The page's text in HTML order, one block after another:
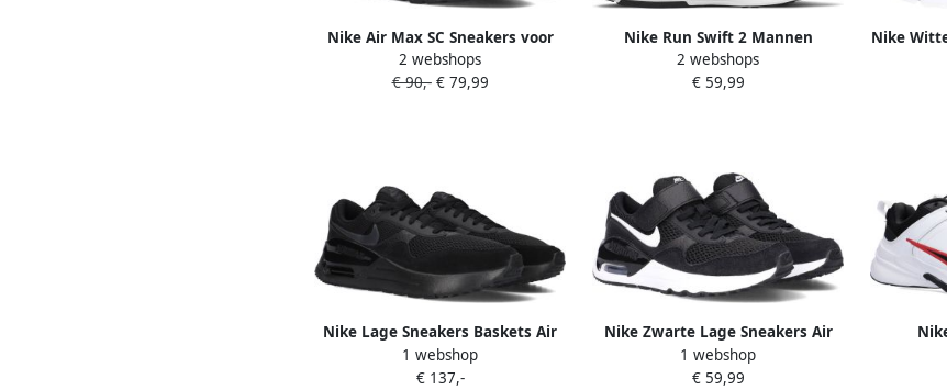
Nike Air Max SC Sneakers voor
Heren Black Heren
2 webshops
€ 90,-€ 79,99
Nike Run Swift 2 Mannen
Sportschoenen Black White-Dk
Smoke Grey
2 webshops
€ 59,99
Nike
Nike Lage Sneakers Baskets Air
Max System maille respirante
1 webshop
€ 137,-
Nike Zwarte Lage Sneakers Air
Max Systm (ps)
1 webshop
€ 59,99